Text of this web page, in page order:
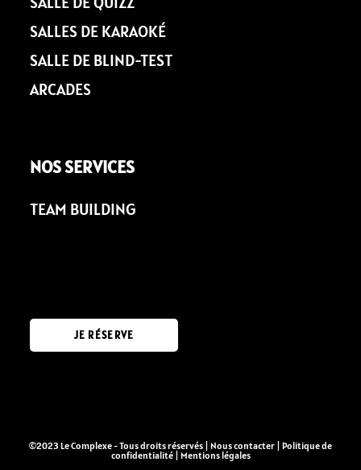
SALLES DE KARAOKÉ
SALLE DE BLIND-TEST
ARCADES
NOS SERVICES
TEAM BUILDING
JE RÉSERVE
©2023 Le Complexe - Tous droits réservés | Nous contacter Politique de
confidentialité Mentions légales